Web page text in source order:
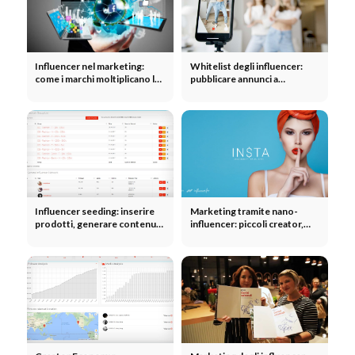
Influencer nel marketing:
come i marchi moltiplicano la
Whitelist degli influencer:
pubblicare annunci a
Influencer seeding: inserire
prodotti, generare contenuti
budget
Marketing tramite nano-
influencer: piccoli creator,